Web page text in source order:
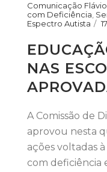
Comunicação
com Deficiência
Espectro Autista
NAS
A Comissão de
aprovou nesta
ações voltadas
com deficiência